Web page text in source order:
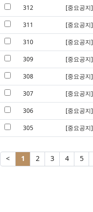
312 [중요공지]
311 [중요공지]
310 [중요공지]
309 [중요공지]
308 [중요공지]
307 [중요공지]
306 [중요공지]
305 [중요공지]
< 1 2 3 4 5